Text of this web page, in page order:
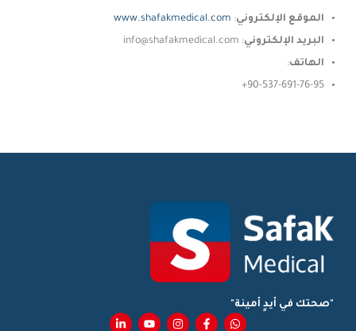
الموقع الإلكتروني:
www.shafakmedical.com
البريد الإلكتروني:
info@shafakmedical.com
الهاتف:
90-537-691-76-95+
"صحتك في أيدٍ أمينة"